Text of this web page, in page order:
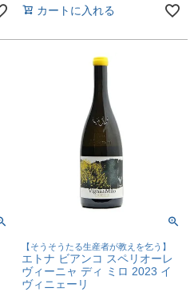
カートに入れる
【そうそうたる生産者が教えを乞う】
エトナ ビアンコ スペリオーレ
ヴィーニャ ディ ミロ 2023 イ
ヴィニェーリ